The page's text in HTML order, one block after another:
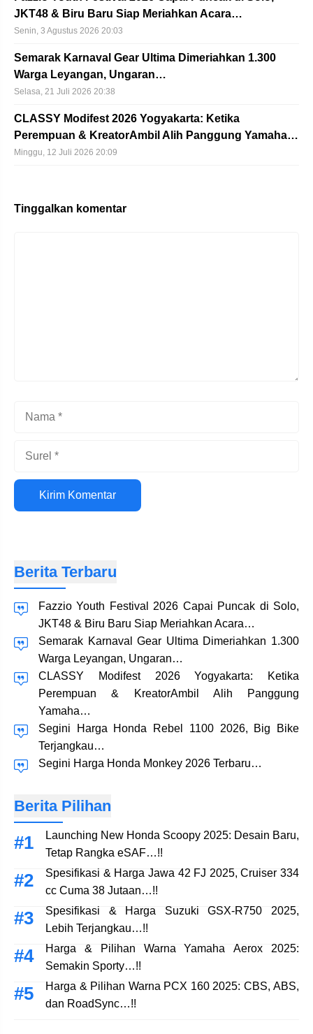
JKT48 & Biru Baru Siap Meriahkan Acara…
Senin, 3 Agustus 2026 20:03
Semarak Karnaval Gear Ultima Dimeriahkan 1.300
Warga Leyangan, Ungaran…
Selasa, 21 Juli 2026 20:38
CLASSY Modifest 2026 Yogyakarta: Ketika
Perempuan & KreatorAmbil Alih Panggung Yamaha…
Minggu, 12 Juli 2026 20:09
Tinggalkan komentar
Situs
web
Berita Terbaru
Fazzio Youth Festival 2026 Capai Puncak di Solo,
JKT48 & Biru Baru Siap Meriahkan Acara…
Semarak Karnaval Gear Ultima Dimeriahkan 1.300
Warga Leyangan, Ungaran…
CLASSY Modifest 2026 Yogyakarta: Ketika
Perempuan & KreatorAmbil Alih Panggung
Yamaha…
Segini Harga Honda Rebel 1100 2026, Big Bike
Terjangkau…
Segini Harga Honda Monkey 2026 Terbaru…
Berita Pilihan
Launching New Honda Scoopy 2025: Desain Baru,
Tetap Rangka eSAF…!!
Spesifikasi & Harga Jawa 42 FJ 2025, Cruiser 334
cc Cuma 38 Jutaan…!!
Spesifikasi & Harga Suzuki GSX-R750 2025,
Lebih Terjangkau…!!
Harga & Pilihan Warna Yamaha Aerox 2025:
Semakin Sporty…!!
Harga & Pilihan Warna PCX 160 2025: CBS, ABS,
dan RoadSync…!!